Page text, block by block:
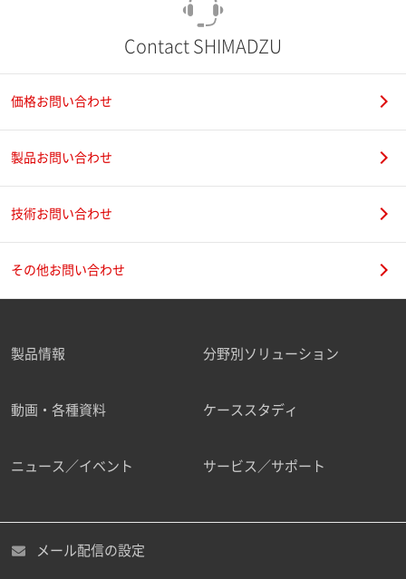
Contact SHIMADZU
価格お問い合わせ
製品お問い合わせ
技術お問い合わせ
その他お問い合わせ
製品情報 分野別ソリューション
動画・各種資料 ケーススタディ
ニュース／イベント サービス／サポート
メール配信の設定